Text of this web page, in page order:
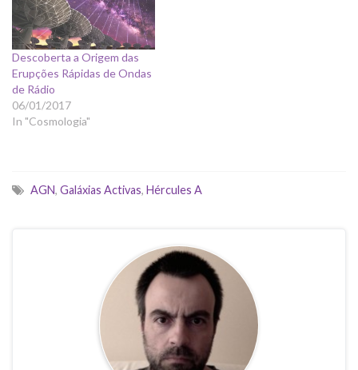
Descoberta a Origem das
Erupções Rápidas de Ondas
de Rádio
06/01/2017
In "Cosmologia"
AGN, Galáxias Activas, Hércules A